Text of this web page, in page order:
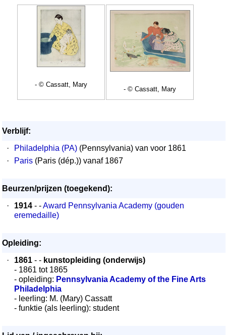
- © Cassatt, Mary
- © Cassatt, Mary
Verblijf:
·
Philadelphia (PA) (Pennsylvania) van voor 1861
·
Paris (Paris (dép.)) vanaf 1867
Beurzen/prijzen (toegekend):
·
1914 - -Award Pennsylvania Academy (gouden
eremedaille)
Opleiding:
·
1861 - - kunstopleiding (onderwijs)
- 1861 tot 1865
- opleiding: Pennsylvania Academy of the Fine Arts
Philadelphia
- leerling: M. (Mary) Cassatt
- funktie (als leerling): student